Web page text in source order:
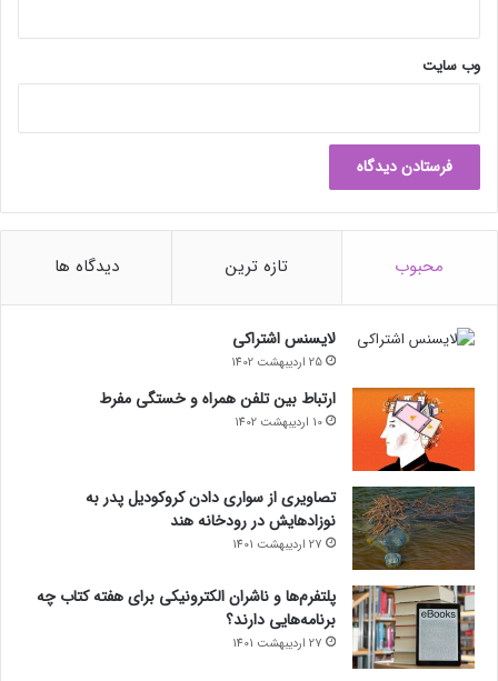
وب‌ سایت
محبوب تازه ترین دیدگاه ها
لایسنس اشتراکی
25 اردیبهشت 1402
ارتباط بین تلفن همراه و خستگی مفرط
10 اردیبهشت 1402
تصاویری از سواری دادن کروکودیل پدر به
نوزادهایش در رودخانه هند
27 اردیبهشت 1401
پلتفرم‌ها و ناشران الکترونیکی برای هفته کتاب چه
برنامه‌هایی دارند؟
27 اردیبهشت 1401